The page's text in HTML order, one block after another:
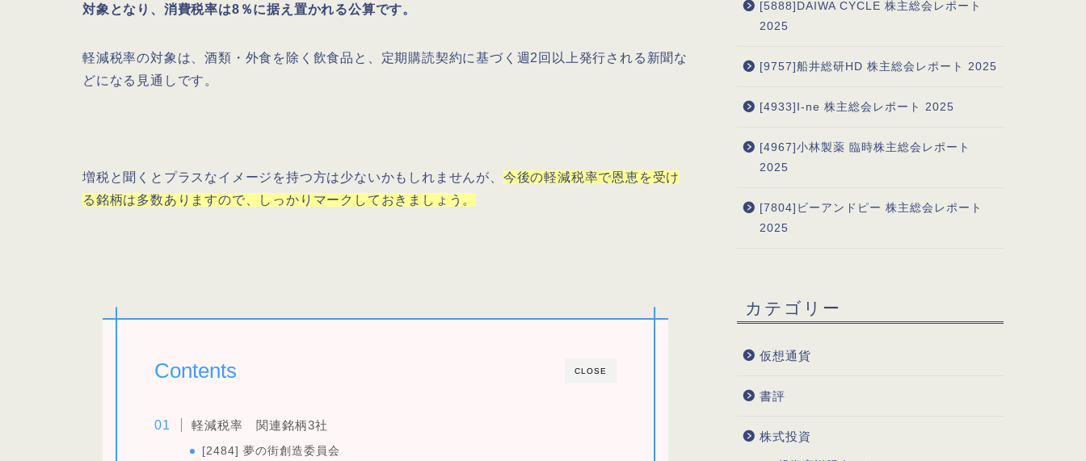
対象となり、消費税率は8％に据え置かれる公算です。
軽減税率の対象は、酒類・外食を除く飲食品と、定期購読契約に基づく週2回以上発行される新聞な
どになる見通しです。
増税と聞くとプラスなイメージを持つ方は少ないかもしれませんが、 今後の軽減税率で恩恵を受け
る銘柄は多数ありますので、しっかりマークしておきましょう。
CLOSE
Contents
軽減税率 関連銘柄3社
[2484] 夢の街創造委員会
[5888]DAIWA CYCLE 株主総会レポート
2025
[9757]船井総研HD 株主総会レポート 2025
[4933]I-ne 株主総会レポート 2025
[4967]小林製薬 臨時株主総会レポート
2025
[7804]ビーアンドピー 株主総会レポート
2025
カテゴリー
仮想通貨
書評
株式投資